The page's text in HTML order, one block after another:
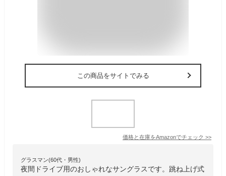
この商品をサイトでみる
価格と在庫をAmazonでチェック >>
グラスマン(60代・男性)
夜間ドライブ用のおしゃれなサングラスです。跳ね上げ式